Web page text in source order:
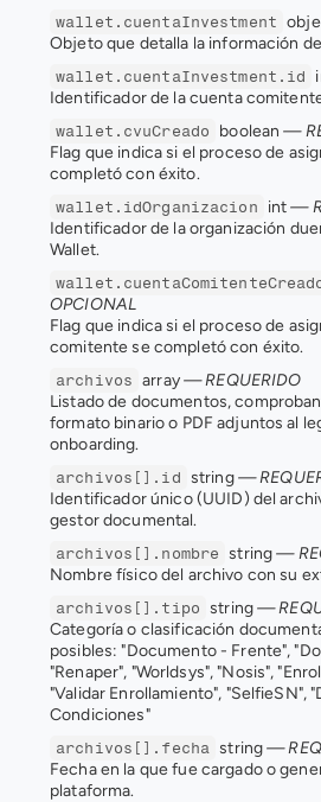
wallet.cuentaInvestment
Objeto que detalla la información
wallet.cuentaInvestment.id
Identificador de la cuenta
wallet.cvuCreado boolean —
Flag que indica si el proceso de
completó con éxito.
wallet.idOrganizacion int —
Identificador de la organización
Wallet.
OPCIONAL
Flag que indica si el proceso de
comitente se completó con éxito.
archivos array — REQUERIDO
Listado de documentos,
formato binario o PDF adjuntos al
onboarding.
archivos[].id string —
Identificador único (UUID) del
gestor documental.
archivos[].nombre string —
Nombre físico del archivo con su
archivos[].tipo string —
Categoría o clasificación
posibles: "Documento - Frente",
"Renaper", "Worldsys", "Nosis",
"Validar Enrollamiento", "SelfieSN",
Condiciones"
archivos[].fecha string —
Fecha en la que fue cargado o
plataforma.